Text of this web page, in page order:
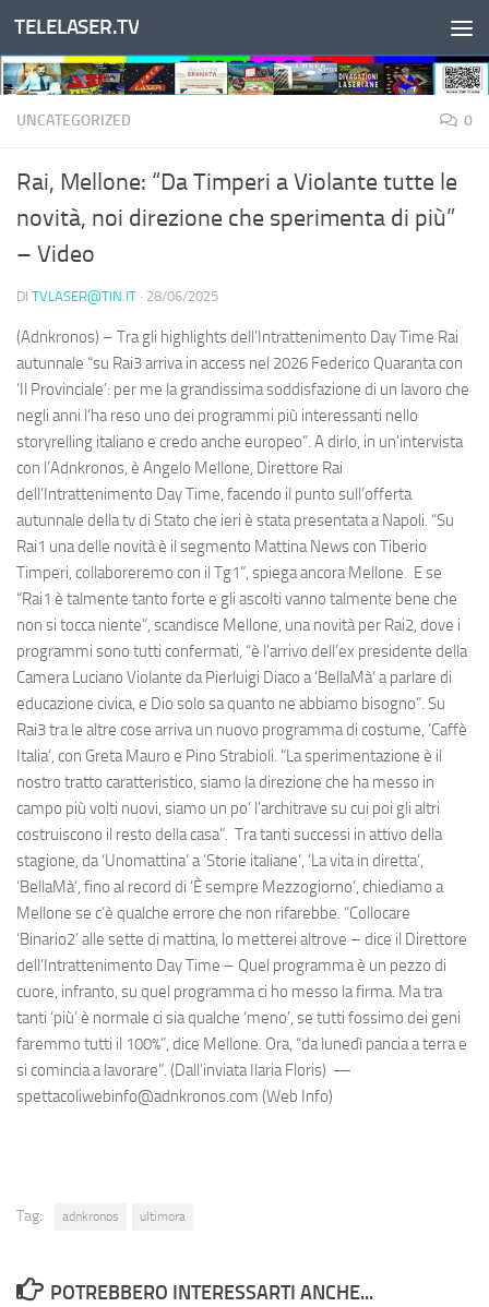
Salta al contenuto
TELELASER.TV
UNCATEGORIZED 0
Rai, Mellone: “Da Timperi a Violante tutte le
novità, noi direzione che sperimenta di più”
– Video
DI TVLASER@TIN.IT · 28/06/2025
(Adnkronos) – Tra gli highlights dell’Intrattenimento Day Time Rai
autunnale “su Rai3 arriva in access nel 2026 Federico Quaranta con
‘Il Provinciale’: per me la grandissima soddisfazione di un lavoro che
negli anni l’ha reso uno dei programmi più interessanti nello
storyrelling italiano e credo anche europeo”. A dirlo, in un'intervista
con l’Adnkronos, è Angelo Mellone, Direttore Rai
dell’Intrattenimento Day Time, facendo il punto sull’offerta
autunnale della tv di Stato che ieri è stata presentata a Napoli. “Su
Rai1 una delle novità è il segmento Mattina News con Tiberio
Timperi, collaboreremo con il Tg1”, spiega ancora Mellone. E se
“Rai1 è talmente tanto forte e gli ascolti vanno talmente bene che
non si tocca niente”, scandisce Mellone, una novità per Rai2, dove i
programmi sono tutti confermati, “è l’arrivo dell’ex presidente della
Camera Luciano Violante da Pierluigi Diaco a ‘BellaMà’ a parlare di
educazione civica, e Dio solo sa quanto ne abbiamo bisogno”. Su
Rai3 tra le altre cose arriva un nuovo programma di costume, ‘Caffè
Italia’, con Greta Mauro e Pino Strabioli. “La sperimentazione è il
nostro tratto caratteristico, siamo la direzione che ha messo in
campo più volti nuovi, siamo un po’ l’architrave su cui poi gli altri
costruiscono il resto della casa”. Tra tanti successi in attivo della
stagione, da ‘Unomattina’ a ‘Storie italiane’, ‘La vita in diretta’,
‘BellaMà’, fino al record di ‘È sempre Mezzogiorno’, chiediamo a
Mellone se c’è qualche errore che non rifarebbe. “Collocare
‘Binario2’ alle sette di mattina, lo metterei altrove – dice il Direttore
dell’Intrattenimento Day Time – Quel programma è un pezzo di
cuore, infranto, su quel programma ci ho messo la firma. Ma tra
tanti ‘più’ è normale ci sia qualche ‘meno’, se tutti fossimo dei geni
faremmo tutti il 100%”, dice Mellone. Ora, “da lunedì pancia a terra e
si comincia a lavorare”. (Dall’inviata Ilaria Floris) —
spettacoliwebinfo@adnkronos.com (Web Info)
Tag: adnkronos ultimora
POTREBBERO INTERESSARTI ANCHE...